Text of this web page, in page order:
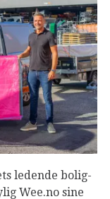
ledende bolig-
Wee.no sine